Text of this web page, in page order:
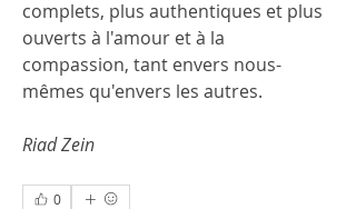
complets, plus authentiques et plus
ouverts à l'amour et à la
compassion, tant envers nous-
mêmes qu'envers les autres.
Riad Zein
0